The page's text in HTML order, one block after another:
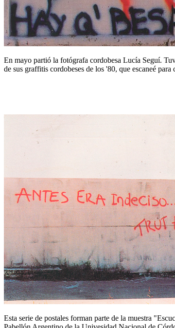
En mayo partió la fotógrafa cordobesa Lucía Seguí.
de sus graffitis cordobeses de los '80, que escaneé
Esta serie de postales forman parte de la muestra